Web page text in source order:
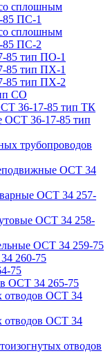
сплошным
85 ПС-1
сплошным
85 ПС-2
85 тип ПО-1
85 тип ПХ-1
85 тип ПХ-2
СО
36-17-85 тип ТК
ОСТ 36-17-85 тип
трубопроводов
ОСТ 34
ОСТ 34 257-
ОСТ 34 258-
ОСТ 34 259-75
260-75
75
ОСТ 34 265-75
отводов ОСТ 34
отводов ОСТ 34
отводов